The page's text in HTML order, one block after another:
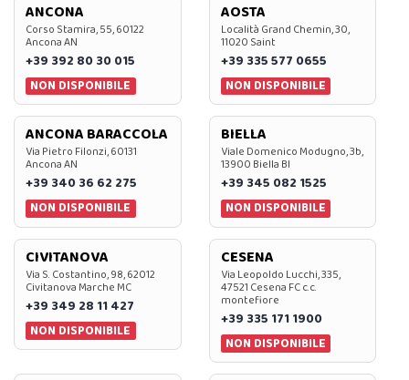
ANCONA
Corso Stamira, 55, 60122
Ancona AN
+39 392 80 30 015
NON DISPONIBILE
AOSTA
Località Grand Chemin, 30,
11020 Saint
+39 335 577 0655
NON DISPONIBILE
ANCONA BARACCOLA
Via Pietro Filonzi, 60131
Ancona AN
+39 340 36 62 275
NON DISPONIBILE
BIELLA
Viale Domenico Modugno, 3b,
13900 Biella BI
+39 345 082 1525
NON DISPONIBILE
CIVITANOVA
Via S. Costantino, 98, 62012
Civitanova Marche MC
+39 349 28 11 427
NON DISPONIBILE
CESENA
Via Leopoldo Lucchi, 335,
47521 Cesena FC c.c.
montefiore
+39 335 171 1900
NON DISPONIBILE